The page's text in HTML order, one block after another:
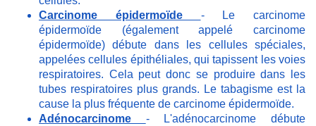
Carcinome épidermoïde - Le carcinome
épidermoïde (également appelé carcinome
épidermoïde) débute dans les cellules spéciales,
appelées cellules épithéliales, qui tapissent les voies
respiratoires. Cela peut donc se produire dans les
tubes respiratoires plus grands. Le tabagisme est la
cause la plus fréquente de carcinome épidermoïde.
Adénocarcinome - L'adénocarcinome débute